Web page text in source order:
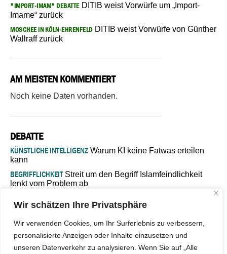
Wir schätzen Ihre Privatsphäre
Wir verwenden Cookies, um Ihr Surferlebnis zu verbessern,
personalisierte Anzeigen oder Inhalte einzusetzen und
unseren Datenverkehr zu analysieren. Wenn Sie auf „Alle
"IMPORT-IMAM" DEBATTEDITIB weist Vorwürfe um „Import-
Imame“ zurück
MOSCHEE IN KÖLN-EHRENFELDDITIB weist Vorwürfe von Günther
Wallraff zurück
AM MEISTEN KOMMENTIERT
Noch keine Daten vorhanden.
DEBATTE
KÜNSTLICHE INTELLIGENZ Warum KI keine Fatwas erteilen
kann
BEGRIFFLICHKEITStreit um den Begriff Islamfeindlichkeit
lenkt vom Problem ab
Verantwortung bleibt“
ISLAMISCHE FAKULTÄT IN MÜNSTEREine kritische Schwelle für
die deutsche Religionspolitik
GASTBEITRAGWarum die muslimische Welt eine neue